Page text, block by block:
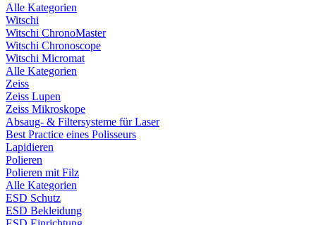
Alle Kategorien
Witschi
Witschi ChronoMaster
Witschi Chronoscope
Witschi Micromat
Alle Kategorien
Zeiss
Zeiss Lupen
Zeiss Mikroskope
Absaug- & Filtersysteme für Laser
Best Practice eines Polisseurs
Lapidieren
Polieren
Polieren mit Filz
Alle Kategorien
ESD Schutz
ESD Bekleidung